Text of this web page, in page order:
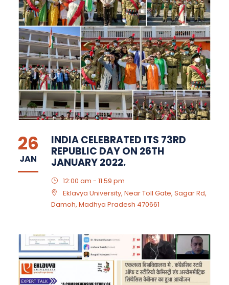
26
JAN
INDIA CELEBRATED ITS 73RD
REPUBLIC DAY ON 26TH
JANUARY 2022.
12:00 am - 11:59 pm
Eklavya University, Near Toll Gate, Sagar Rd,
Damoh, Madhya Pradesh 470661